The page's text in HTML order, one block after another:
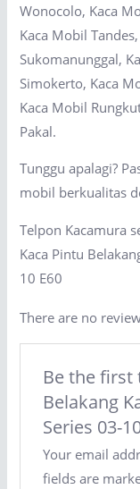
Wonocolo, Kaca
Kaca Mobil
Sukomanunggal,
Simokerto, Kaca
Kaca Mobil
Pakal.
Tunggu apalagi?
mobil berkualitas
Telpon Kacamura
Kaca Pintu
10 E60
There are no
Be the first
Belakang
Series 03-
Your email
fields are